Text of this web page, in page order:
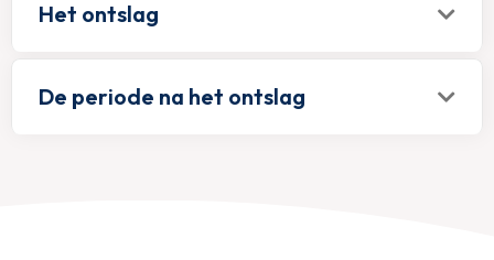
Het ontslag
De periode na het ontslag